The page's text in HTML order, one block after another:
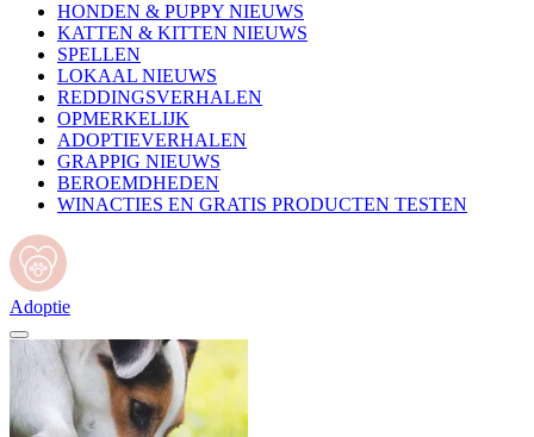
HONDEN & PUPPY NIEUWS
KATTEN & KITTEN NIEUWS
SPELLEN
LOKAAL NIEUWS
REDDINGSVERHALEN
OPMERKELIJK
ADOPTIEVERHALEN
GRAPPIG NIEUWS
BEROEMDHEDEN
WINACTIES EN GRATIS PRODUCTEN TESTEN
Adoptie